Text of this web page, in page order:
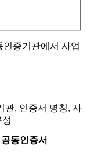
증기관에서 사업
관, 인증서 명칭, 사
동인증서